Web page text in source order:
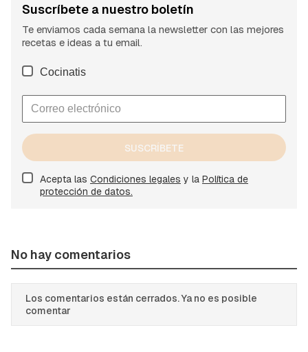
Suscríbete a nuestro boletín
Te enviamos cada semana la newsletter con las mejores
recetas e ideas a tu email.
Cocinatis
SUSCRÍBETE
Acepta las Condiciones legales y la Política de
protección de datos.
No hay comentarios
Los comentarios están cerrados. Ya no es posible
comentar